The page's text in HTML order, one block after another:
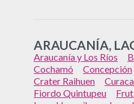
ARAUCANÍA,
Araucanía y Los Ríos
Cochamó
Concepción
Crater Raihuen
Fiordo Quintupeu